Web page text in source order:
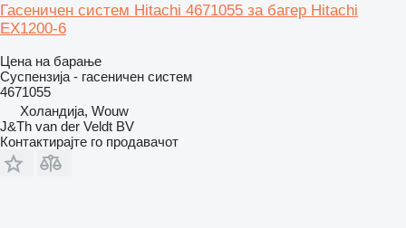
Гасеничен систем Hitachi 4671055 за багер Hitachi
EX1200-6
Цена на барање
Суспензија - гасеничен систем
4671055
Холандија, Wouw
J&Th van der Veldt BV
Контактирајте го продавачот